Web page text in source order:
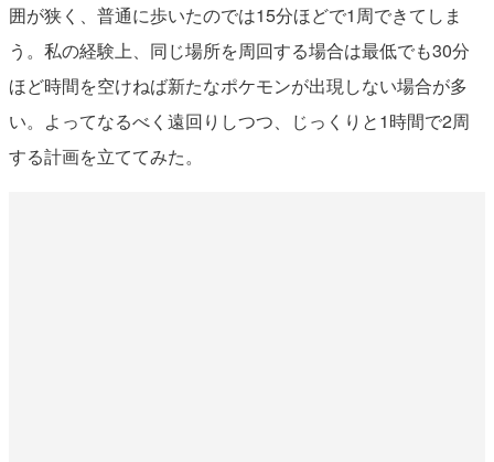
囲が狭く、普通に歩いたのでは15分ほどで1周できてしま
う。私の経験上、同じ場所を周回する場合は最低でも30分
ほど時間を空けねば新たなポケモンが出現しない場合が多
い。よってなるべく遠回りしつつ、じっくりと1時間で2周
する計画を立ててみた。